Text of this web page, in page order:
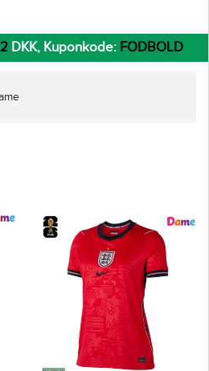
DKK, Kuponkode: FODBOLD